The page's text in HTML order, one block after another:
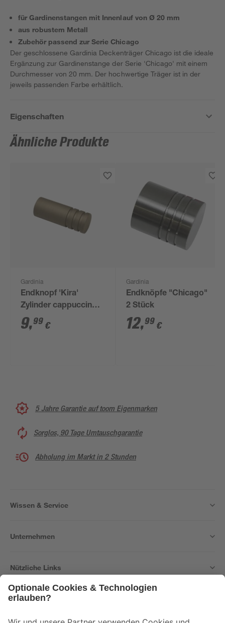
für Gardinenstangen mit Innenlauf von Ø 20 mm
aus robustem Metall
Zubehör passend zur Serie Chicago
Der geschlossene Gardinia Deckenträger Chicago ist die ideale
Ergänzung zur Gardinenstange der Serie 'Chicago' mit einem
Durchmesser von 20 mm. Der hochwertige Träger ist in der
jeweils passenden Farbe erhältlich.
Eigenschaften
Ähnliche Produkte
Gardinia
Endknopf 'Kira'
Zylinder cappuccino 2
Stück
9,99 €
Gardinia
Endknöpfe "Chicago"
2 Stück
12,99 €
5 Jahre Garantie auf toom Eigenmarken
Sorglos, 90 Tage Umtauschgarantie
Abholung im Markt in 2 Stunden
Wissen & Service
Unternehmen
Nützliche Links
Der toom Newsletter: Keine Angebote und Aktionen mehr verpassen!